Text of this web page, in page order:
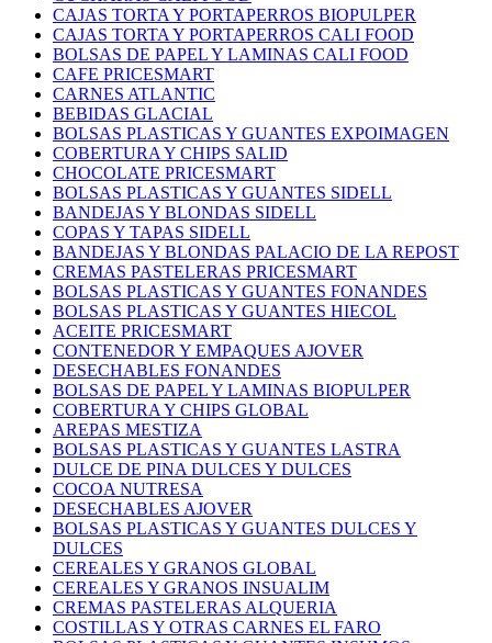
CAJAS TORTA Y PORTAPERROS BIOPULPER
CAJAS TORTA Y PORTAPERROS CALI FOOD
BOLSAS DE PAPEL Y LAMINAS CALI FOOD
CAFE PRICESMART
CARNES ATLANTIC
BEBIDAS GLACIAL
BOLSAS PLASTICAS Y GUANTES EXPOIMAGEN
COBERTURA Y CHIPS SALID
CHOCOLATE PRICESMART
BOLSAS PLASTICAS Y GUANTES SIDELL
BANDEJAS Y BLONDAS SIDELL
COPAS Y TAPAS SIDELL
BANDEJAS Y BLONDAS PALACIO DE LA REPOST
CREMAS PASTELERAS PRICESMART
BOLSAS PLASTICAS Y GUANTES FONANDES
BOLSAS PLASTICAS Y GUANTES HIECOL
ACEITE PRICESMART
CONTENEDOR Y EMPAQUES AJOVER
DESECHABLES FONANDES
BOLSAS DE PAPEL Y LAMINAS BIOPULPER
COBERTURA Y CHIPS GLOBAL
AREPAS MESTIZA
BOLSAS PLASTICAS Y GUANTES LASTRA
DULCE DE PINA DULCES Y DULCES
COCOA NUTRESA
DESECHABLES AJOVER
BOLSAS PLASTICAS Y GUANTES DULCES Y
DULCES
CEREALES Y GRANOS GLOBAL
CEREALES Y GRANOS INSUALIM
CREMAS PASTELERAS ALQUERIA
COSTILLAS Y OTRAS CARNES EL FARO